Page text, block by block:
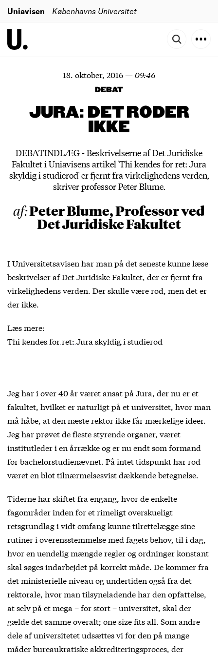
Uniavisen Københavns Universitet
18. oktober, 2016—09:46
DEBAT
JURA: DET RODER
IKKE
DEBATINDLÆG - Beskrivelserne af Det Juridiske
Fakultet i Uniavisens artikel 'Thi kendes for ret: Jura
skyldig i studierod' er fjernt fra virkelighedens verden,
skriver professor Peter Blume.
af:Peter Blume, Professor ved
Det Juridiske Fakultet
I Universitetsavisen har man på det seneste kunne læse
beskrivelser af Det Juridiske Fakultet, der er fjernt fra
virkelighedens verden. Der skulle være rod, men det er
der ikke.
Læs mere:
Thi kendes for ret: Jura skyldig i studierod
Jeg har i over 40 år været ansat på Jura, der nu er et
fakultet, hvilket er naturligt på et universitet, hvor man
må håbe, at den næste rektor ikke får mærkelige ideer.
Jeg har prøvet de fleste styrende organer, været
institutleder i en årrække og er nu endt som formand
for bachelorstudienævnet. På intet tidspunkt har rod
været en blot tilnærmelsesvist dækkende betegnelse.
Tiderne har skiftet fra engang, hvor de enkelte
fagområder inden for et rimeligt overskueligt
retsgrundlag i vidt omfang kunne tilrettelægge sine
rutiner i overensstemmelse med fagets behov, til i dag,
hvor en uendelig mængde regler og ordninger konstant
skal søges indarbejdet på korrekt måde. De kommer fra
det ministerielle niveau og undertiden også fra det
rektorale, hvor man tilsyneladende har den opfattelse,
at selv på et mega – for stort – universitet, skal der
gælde det samme overalt; one size fits all. Som andre
dele af universitetet udsættes vi for den på mange
måder bureaukratiske akkrediteringsproces, der